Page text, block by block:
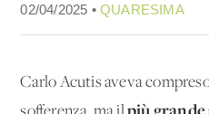
02/04/2025 •QUARESIMA
Carlo Acutis aveva